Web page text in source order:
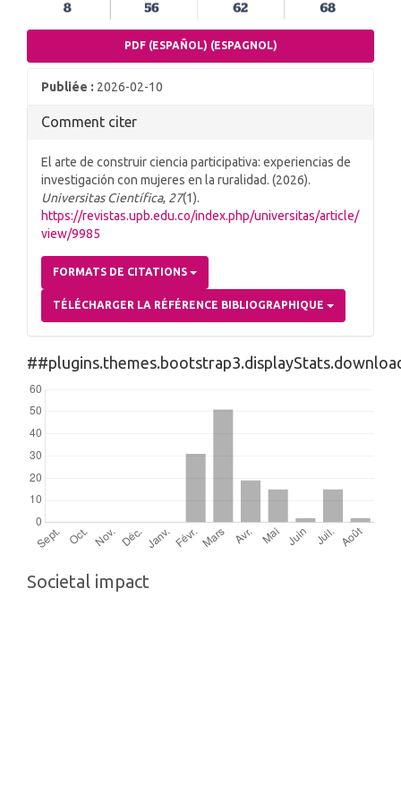
PDF (ESPAÑOL) (ESPAGNOL)
Publiée : 2026-02-10
Comment citer
El arte de construir ciencia participativa: experiencias de
investigación con mujeres en la ruralidad. (2026).
Universitas Científica, 27(1).
https://revistas.upb.edu.co/index.php/universitas/article/
view/9985
FORMATS DE CITATIONS
TÉLÉCHARGER LA RÉFÉRENCE BIBLIOGRAPHIQUE
Societal impact